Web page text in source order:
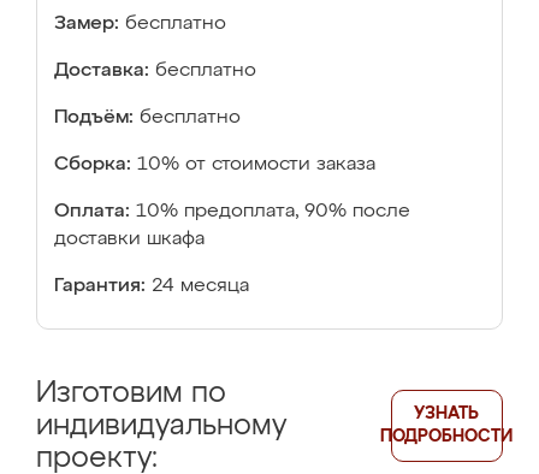
Замер: бесплатно
Доставка: бесплатно
Подъём: бесплатно
Сборка: 10% от стоимости заказа
Оплата: 10% предоплата, 90% после
доставки шкафа
Гарантия: 24 месяца
Изготовим по
индивидуальному
проекту:
УЗНАТЬ
ПОДРОБНОСТИ